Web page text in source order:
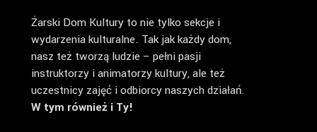
Żarski Dom Kultury to nie tylko sekcje i
wydarzenia kulturalne. Tak jak każdy dom,
nasz też tworzą ludzie – pełni pasji
instruktorzy i animatorzy kultury, ale też
uczestnicy zajęć i odbiorcy naszych działań.
W tym również i Ty!